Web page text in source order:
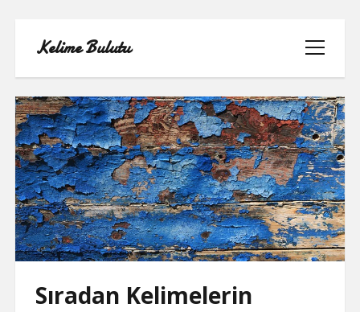
Kelime Bulutu
menüyü
aç
FACEBOOK BEĞENI KASMA ŞIFRESIZ
LISTE
SAYFA LISTESI
TIKTOK YORUM ATMA
Sıradan Kelimelerin